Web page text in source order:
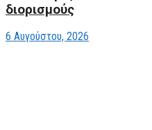
διορισμούς
6 Αυγούστου, 2026